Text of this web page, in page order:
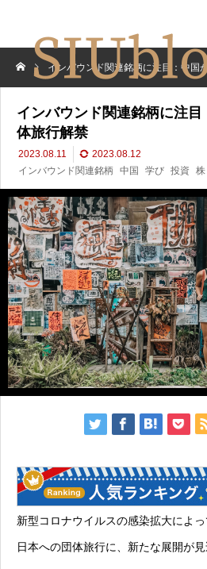
インバウンド関連銘柄に注目：中国
インバウンド関連銘柄に注目
体旅行解禁
2023.08.11
2023.08.12
インバウンド関連銘柄
中国 学び 投資 株
新型コロナウイルスの感染拡大によ
日本への団体旅行に、新たな展開が見